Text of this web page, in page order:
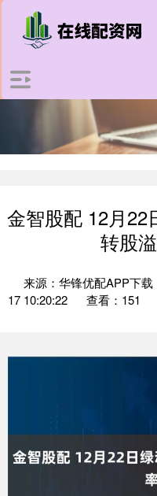
金智股配 12月22
转股
来源：华锋优配APP下载
17 10:20:22
查看：151